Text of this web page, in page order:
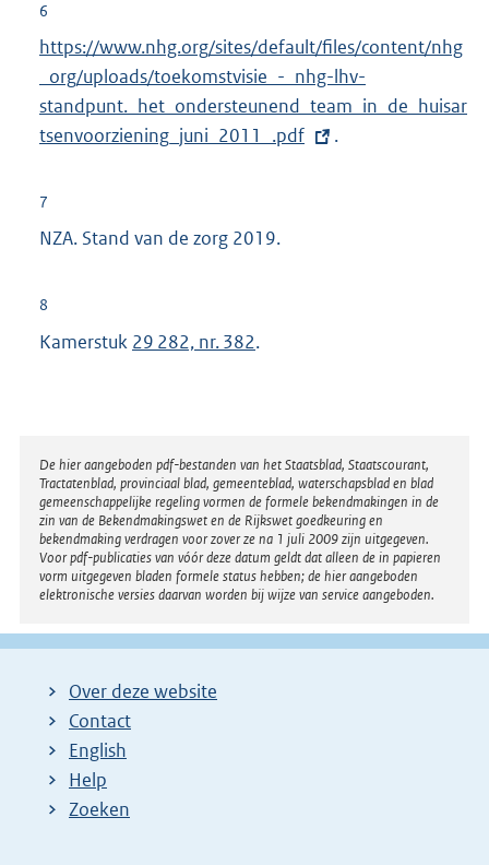
6
E
t
e
n
n
k
https://www.nhg.org/sites/default/files/content/nhg
_org/uploads/toekomstvisie_-_nhg-lhv-
standpunt._het_ondersteunend_team_in_de_huisar
tsenvoorziening_juni_2011_.pdf
.
7
NZA. Stand van de zorg 2019.
8
Kamerstuk 29 282, nr. 382.
Disclaimer
De hier aangeboden pdf-bestanden van het Staatsblad, Staatscourant,
Tractatenblad, provinciaal blad, gemeenteblad, waterschapsblad en blad
gemeenschappelijke regeling vormen de formele bekendmakingen in de
zin van de Bekendmakingswet en de Rijkswet goedkeuring en
bekendmaking verdragen voor zover ze na 1 juli 2009 zijn uitgegeven.
Voor pdf-publicaties van vóór deze datum geldt dat alleen de in papieren
vorm uitgegeven bladen formele status hebben; de hier aangeboden
elektronische versies daarvan worden bij wijze van service aangeboden.
Over deze website
Contact
English
Help
Zoeken